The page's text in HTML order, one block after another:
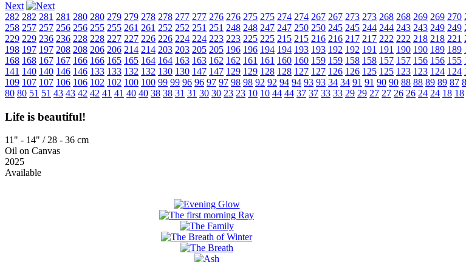
Next
282 282 281 281 280 280 279 279 278 278 277 277 276 276 275 275 274 274 267 267 273 273 268 268 269 269 270
258 257 257 256 256 255 255 261 261 252 252 251 251 248 248 247 247 250 250 245 245 244 244 243 243 249 249
229 229 236 236 228 228 227 227 226 226 224 224 223 223 225 225 215 215 216 216 217 217 222 222 218 218 221
198 197 197 208 208 206 206 214 214 203 203 205 205 196 196 194 194 193 193 192 192 191 191 190 190 189 189
168 168 167 167 166 166 165 165 164 164 163 163 162 162 161 161 160 160 159 159 158 158 157 157 156 156 155
141 140 140 146 146 133 133 132 132 130 130 147 147 129 129 128 128 127 127 126 126 125 125 123 123 124 124
109 107 107 106 106 102 102 100 100 99 99 96 96 97 97 98 98 92 92 94 94 93 93 34 34 91 91 90 90 88 88 89 89 87
80 80 51 51 43 43 42 42 41 41 40 40 38 38 31 31 30 30 23 23 10 10 44 44 37 37 33 33 29 29 27 27 26 26 24 24 18 18
Life is beautiful!
11" - 14" / 28 - 36 cm
Oil on Canvas
2025
Available